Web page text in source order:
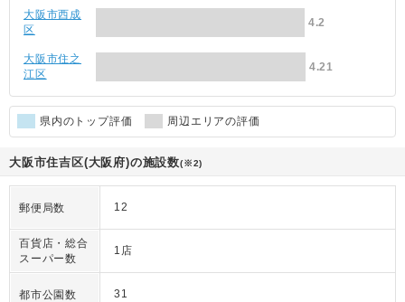
大阪市西成
区
4.2
大阪市住之
江区
4.21
県内のトップ評価 周辺エリアの評価
大阪市住吉区(大阪府)の施設数(※2)
郵便局数 12
百貨店・総合
スーパー数
1店
都市公園数 31